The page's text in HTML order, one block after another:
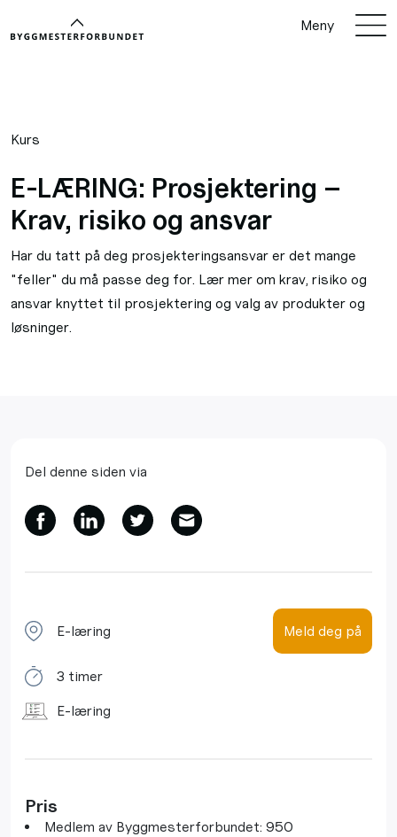
Meny
Kurs
E-LÆRING: Prosjektering –
Krav, risiko og ansvar
Har du tatt på deg prosjekteringsansvar er det mange
"feller" du må passe deg for. Lær mer om krav, risiko og
ansvar knyttet til prosjektering og valg av produkter og
løsninger.
Del denne siden via
E-læring Meld deg på
3 timer
E-læring
Pris
Medlem av Byggmesterforbundet: 950